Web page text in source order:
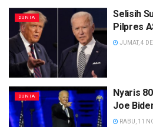
DUNIA
Selisih
Pilpres
JUMAT, 4
DUNIA
Nyaris
Joe
RABU, 11